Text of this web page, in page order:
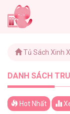
Tủ Sách Xinh
DANH SÁCH TRUYỆN
Hot Nhất